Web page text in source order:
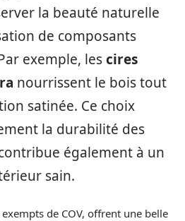
la beauté naturelle
de composants
exemple, lescires
nourrissent le bois tout
satinée. Ce choix
la durabilité des
également à un
sain.
de COV, offrent une belle